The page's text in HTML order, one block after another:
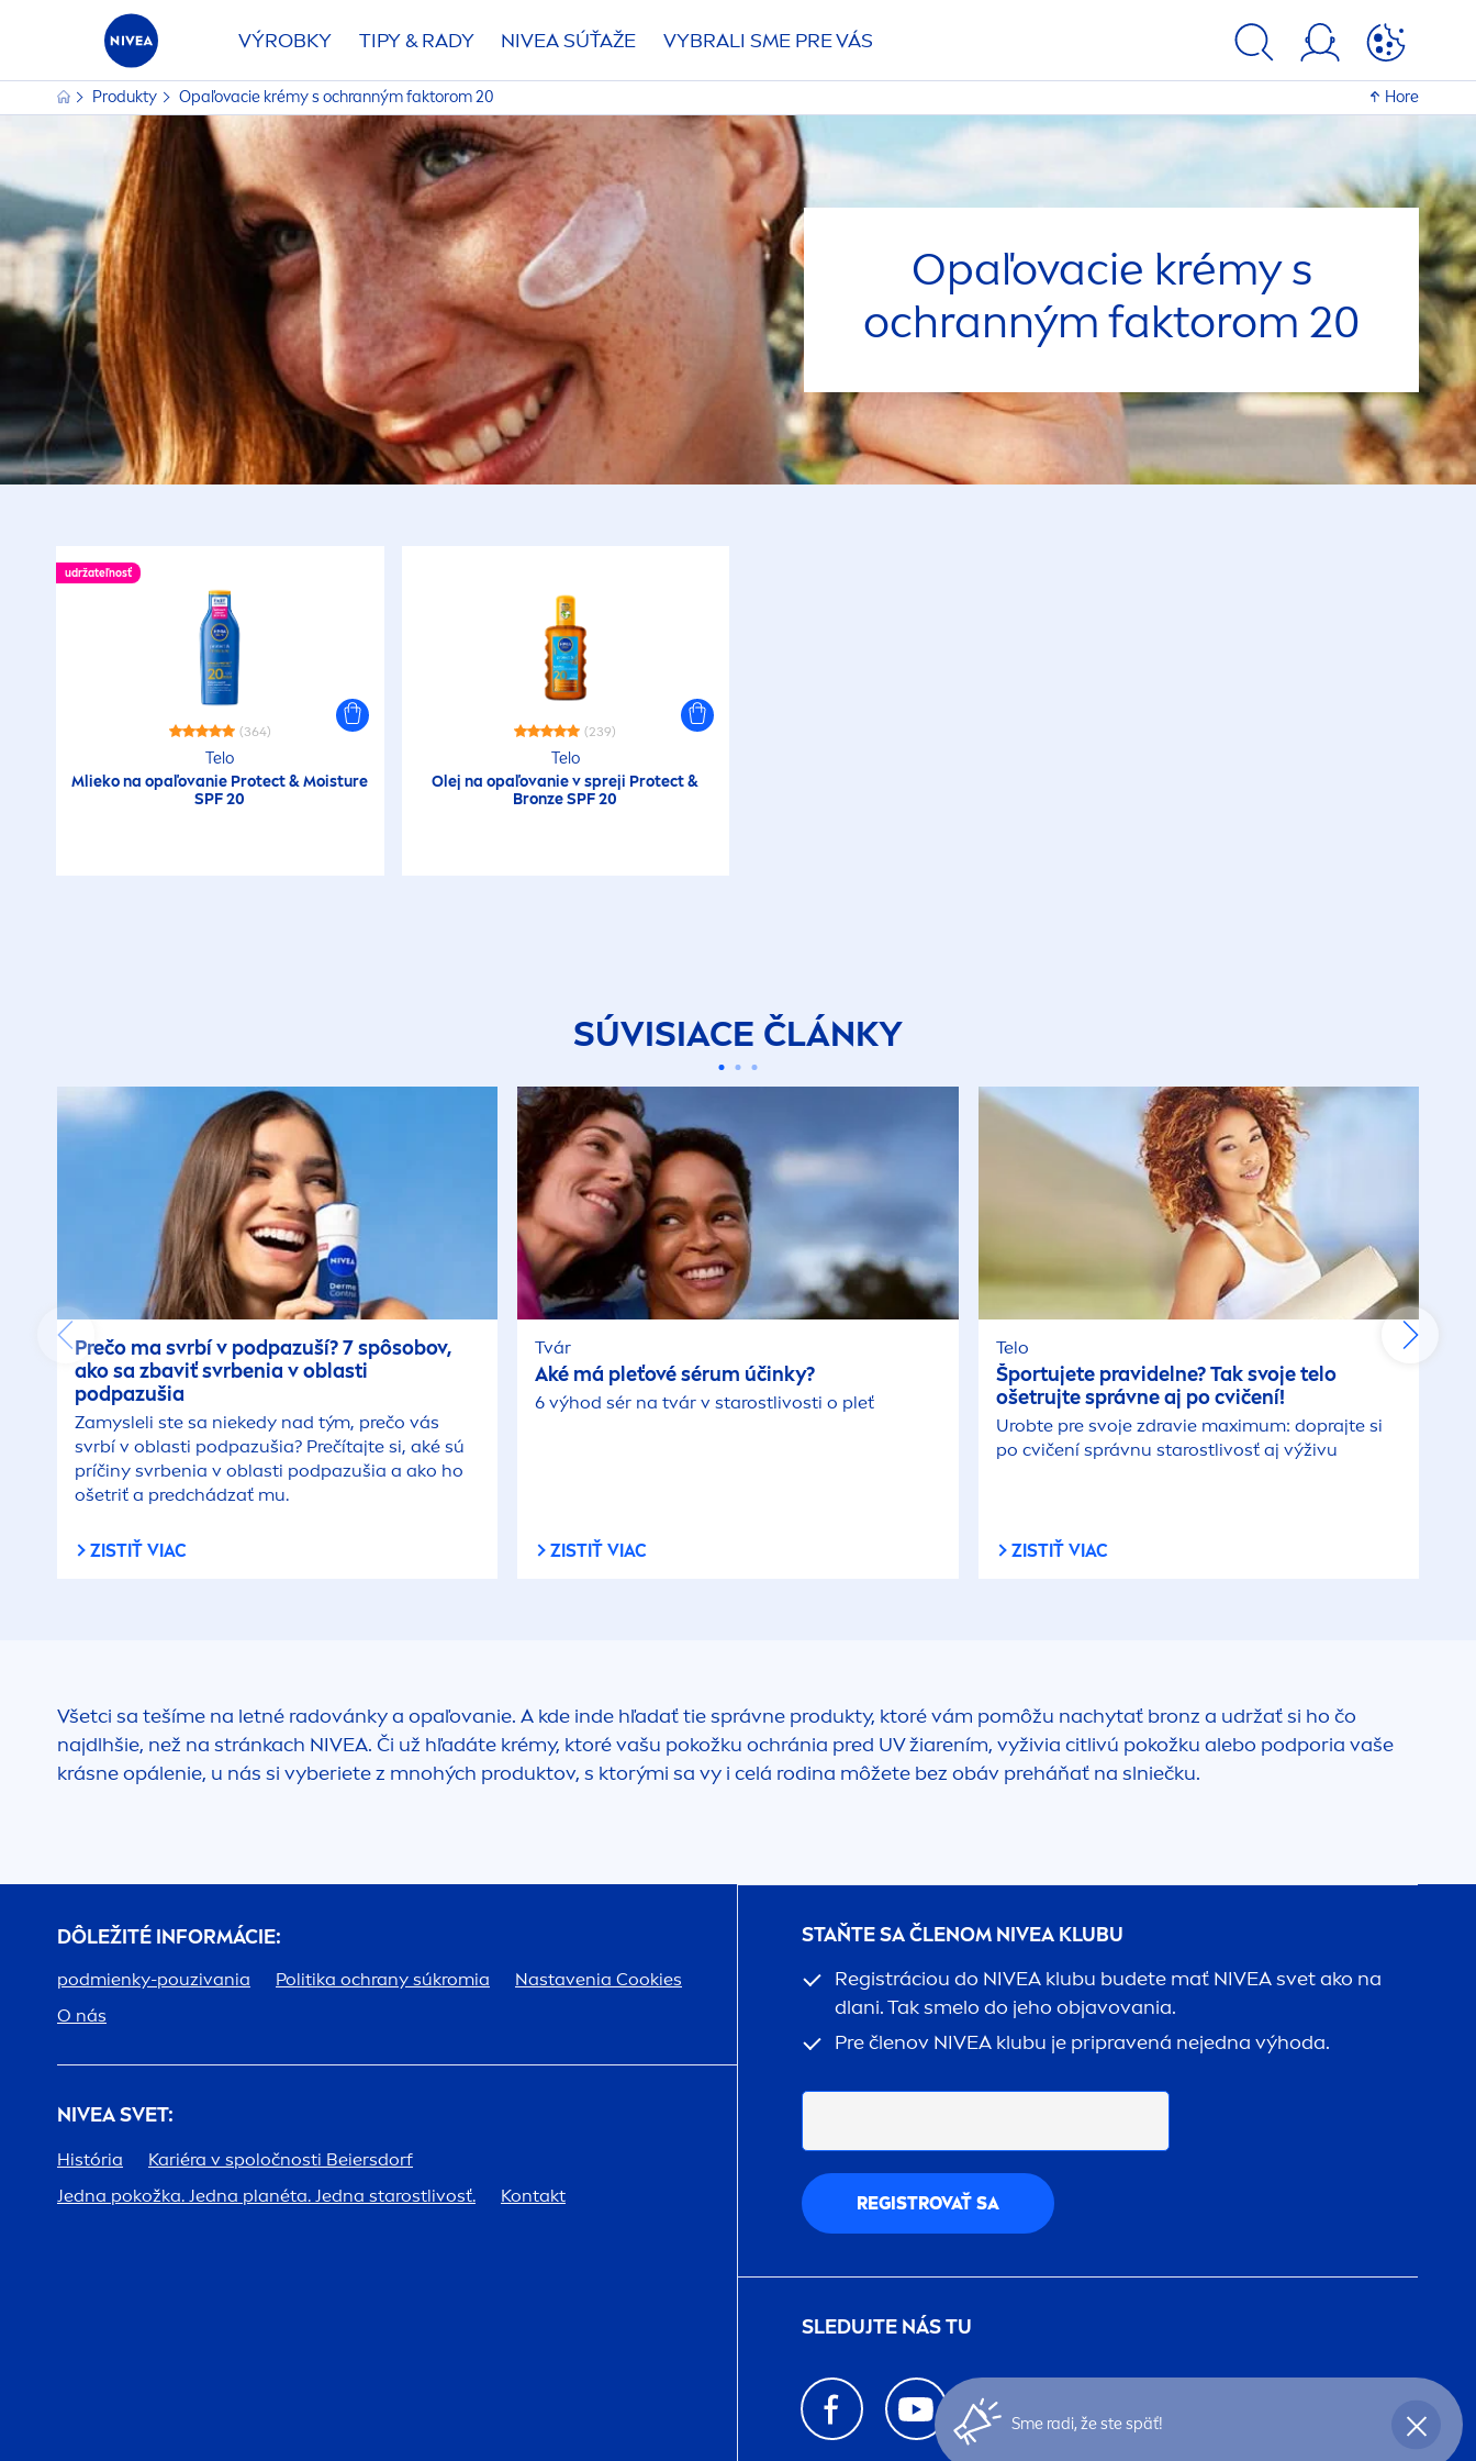
VÝROBKY TIPY & RADY NIVEASÚŤAŽE VYBRALI SME PRE VÁS
Produkty Opaľovacie krémy s ochranným faktorom 20 Hore
Opaľovacie krémy s
ochranným faktorom 20
udržateľnosť
(364)
Telo
Mlieko na opaľovanie Protect& Moisture
SPF 20
(239)
Telo
Olej na opaľovanie v spreji Protect&
BronzeSPF 20
SÚVISIACE ČLÁNKY
Prečo ma svrbí v podpazuší? 7 spôsobov,
ako sa zbaviť svrbenia v oblasti
podpazušia
Zamysleli ste sa niekedy nad tým, prečo vás
svrbí v oblasti podpazušia? Prečítajte si, aké sú
príčiny svrbenia v oblasti podpazušia a ako ho
ošetriť a predchádzať mu.
ZISTIŤ VIAC
Tvár
Aké má pleťové sérum účinky?
6 výhod sér na tvár v starostlivosti o pleť
ZISTIŤ VIAC
Telo
Športujete pravidelne? Tak svoje telo
ošetrujte správne aj po cvičení!
Urobte pre svoje zdravie maximum: doprajte si
po cvičení správnu starostlivosť aj výživu
ZISTIŤ VIAC
Všetci sa tešíme na letné radovánky a opaľovanie. A kde inde hľadať tie správne produkty, ktoré vám pomôžu nachytať bronz a udržať si ho čo
najdlhšie, než na stránkach NIVEA. Či už hľadáte krémy, ktoré vašu pokožku ochránia pred UV žiarením, vyživia citlivú pokožku alebo podporia vaše
krásne opálenie, u nás si vyberiete z mnohých produktov, s ktorými sa vy i celá rodina môžete bez obáv preháňať na slniečku.
DÔLEŽITÉ INFORMÁCIE:
podmienky-pouzivania Politika ochrany súkromia
Nastavenia Cookies
O nás
NIVEASVET:
História
Kariéra v spoločnosti Beiersdorf
Jedna pokožka. Jedna planéta. Jedna starostlivosť.
Kontakt
STAŇTE SA ČLENOM NIVEA KLUBU
Registráciou do NIVEA klubu budete mať NIVEAsvet ako na
dlani. Tak smelo do jeho objavovania.
Pre členov NIVEA klubu je pripravená nejedna výhoda.
REGISTROVAŤ SA
SLEDUJTE NÁS TU
Sme radi, že ste späť!